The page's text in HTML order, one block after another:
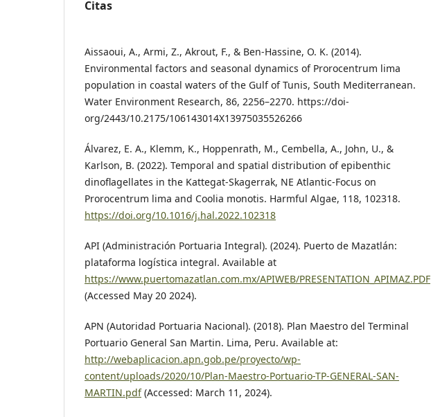
Citas
Aissaoui, A., Armi, Z., Akrout, F., & Ben-Hassine, O. K. (2014).
Environmental factors and seasonal dynamics of Prorocentrum lima
population in coastal waters of the Gulf of Tunis, South Mediterranean.
Water Environment Research, 86, 2256–2270. https://doi-
org/2443/10.2175/106143014X13975035526266
Álvarez, E. A., Klemm, K., Hoppenrath, M., Cembella, A., John, U., &
Karlson, B. (2022). Temporal and spatial distribution of epibenthic
dinoflagellates in the Kattegat-Skagerrak, NE Atlantic-Focus on
Prorocentrum lima and Coolia monotis. Harmful Algae, 118, 102318.
https://doi.org/10.1016/j.hal.2022.102318
API (Administración Portuaria Integral). (2024). Puerto de Mazatlán:
plataforma logística integral. Available at
https://www.puertomazatlan.com.mx/APIWEB/PRESENTATION_APIMAZ.PDF
(Accessed May 20 2024).
APN (Autoridad Portuaria Nacional). (2018). Plan Maestro del Terminal
Portuario General San Martin. Lima, Peru. Available at:
http://webaplicacion.apn.gob.pe/proyecto/wp-
content/uploads/2020/10/Plan-Maestro-Portuario-TP-GENERAL-SAN-
MARTIN.pdf(Accessed: March 11, 2024).